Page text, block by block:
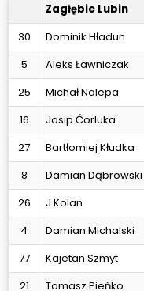
Zagłębie Lubin
30
Dominik Hładun
5
Aleks Ławniczak
25
Michał Nalepa
16
Josip Ćorluka
27
Bartłomiej Kłudka
8
Damian Dąbrowski
26
J Kolan
4
Damian Michalski
77
Kajetan Szmyt
21 Tomasz Pieńko